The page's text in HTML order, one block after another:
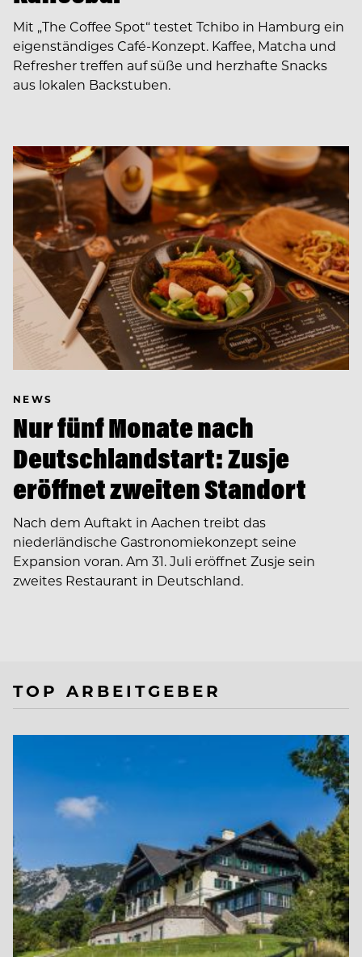
Mit „The Coffee Spot“ testet Tchibo in Hamburg ein
eigenständiges Café-Konzept. Kaffee, Matcha und
Refresher treffen auf süße und herzhafte Snacks
aus lokalen Backstuben.
NEWS
Nur fünf Monate nach
Deutschlandstart: Zusje
eröffnet zweiten Standort
Nach dem Auftakt in Aachen treibt das
niederländische Gastronomiekonzept seine
Expansion voran. Am 31. Juli eröffnet Zusje sein
zweites Restaurant in Deutschland.
TOP ARBEITGEBER